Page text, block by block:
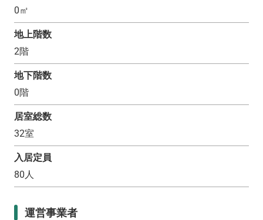
0㎡
地上階数
2階
地下階数
0階
居室総数
32室
入居定員
80人
運営事業者